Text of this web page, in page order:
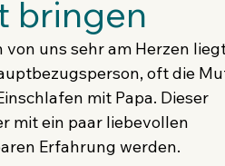
bringen
uns sehr am Herzen
oft die
mit Papa. Dieser
mit ein paar liebevollen
Erfahrung werden.